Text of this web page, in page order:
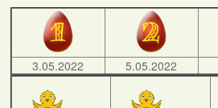
3.05.2022 5.05.2022